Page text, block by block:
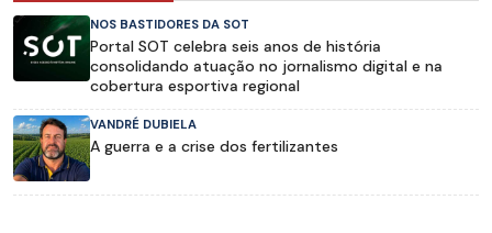
NOS BASTIDORES DA SOT
Portal SOT celebra seis anos de história
consolidando atuação no jornalismo digital e na
cobertura esportiva regional
VANDRÉ DUBIELA
A guerra e a crise dos fertilizantes